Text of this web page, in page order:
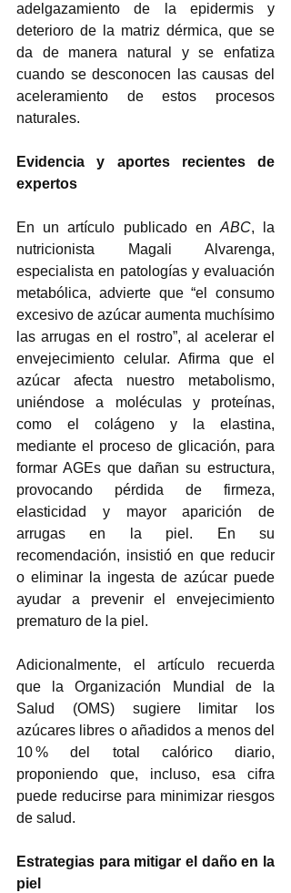
adelgazamiento de la epidermis y
deterioro de la matriz dérmica, que se
da de manera natural y se enfatiza
cuando se desconocen las causas del
aceleramiento de estos procesos
naturales.
Evidencia y aportes recientes de
expertos
En un artículo publicado en ABC, la
nutricionista Magali Alvarenga,
especialista en patologías y evaluación
metabólica, advierte que “el consumo
excesivo de azúcar aumenta muchísimo
las arrugas en el rostro”, al acelerar el
envejecimiento celular. Afirma que el
azúcar afecta nuestro metabolismo,
uniéndose a moléculas y proteínas,
como el colágeno y la elastina,
mediante el proceso de glicación, para
formar AGEs que dañan su estructura,
provocando pérdida de firmeza,
elasticidad y mayor aparición de
arrugas en la piel. En su
recomendación, insistió en que reducir
o eliminar la ingesta de azúcar puede
ayudar a prevenir el envejecimiento
prematuro de la piel.
Adicionalmente, el artículo recuerda
que la Organización Mundial de la
Salud (OMS) sugiere limitar los
azúcares libres o añadidos a menos del
10 % del total calórico diario,
proponiendo que, incluso, esa cifra
puede reducirse para minimizar riesgos
de salud.
Estrategias para mitigar el daño en la
piel